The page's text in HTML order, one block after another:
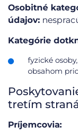
Osobitné
údajov:
Kategórie
fyzické
obsahom
tretím
Príjemcovia: